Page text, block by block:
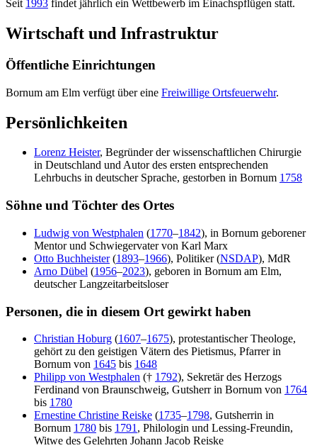
Seit 1993 findet jährlich ein Wettbewerb im Einachspflügen statt.
Wirtschaft und Infrastruktur
Öffentliche Einrichtungen
Bornum am Elm verfügt über eine Freiwillige Ortsfeuerwehr.
Persönlichkeiten
Lorenz Heister, Begründer der wissenschaftlichen Chirurgie
in Deutschland und Autor des ersten entsprechenden
Lehrbuchs in deutscher Sprache, gestorben in Bornum 1758
Söhne und Töchter des Ortes
Ludwig von Westphalen (1770–1842), in Bornum geborener
Mentor und Schwiegervater von Karl Marx
Otto Buchheister(1893–1966), Politiker (NSDAP), MdR
Arno Dübel (1956–2023), geboren in Bornum am Elm,
deutscher Langzeitarbeitsloser
Personen, die in diesem Ort gewirkt haben
Christian Hoburg (1607–1675), protestantischer Theologe,
gehört zu den geistigen Vätern des Pietismus, Pfarrer in
Bornum von 1645 bis 1648
Philipp von Westphalen († 1792), Sekretär des Herzogs
Ferdinand von Braunschweig, Gutsherr in Bornum von 1764
bis 1780
Ernestine Christine Reiske (1735–1798, Gutsherrin in
Bornum 1780 bis 1791 , Philologin und Lessing-Freundin,
Witwe des Gelehrten Johann Jacob Reiske